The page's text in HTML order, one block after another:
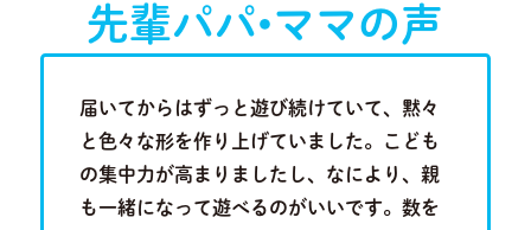
先輩パパ•ママの声
届いてからはずっと遊び続けていて、黙々
と色々な形を作り上げていました。こども
の集中力が高まりましたし、なにより、親
も一緒になって遊べるのがいいです。数を